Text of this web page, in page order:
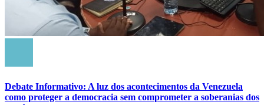
Debate Informativo: A luz dos acontecimentos da Venezuela
como proteger a democracia sem comprometer a soberanias dos